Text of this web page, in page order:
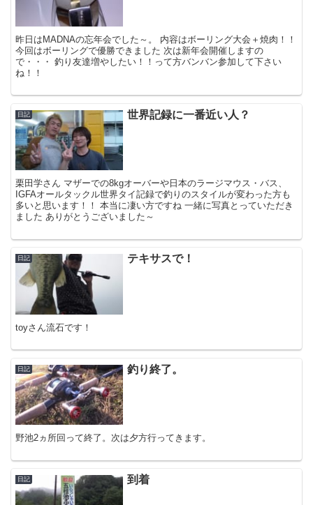
昨日はMADNAの忘年会でした～。 内容はボーリング大会＋焼肉！！
今回はボーリングで優勝できました 次は新年会開催しますの
で・・・ 釣り友達増やしたい！！って方バンバン参加して下さい
ね！！
日記 世界記録に一番近い人？
栗田学さん マザーでの8kgオーバーや日本のラージマウス・バス、
IGFAオールタックル世界タイ記録で釣りのスタイルが変わった方も
多いと思います！！ 本当に凄い方ですね 一緒に写真とっていただき
ました ありがとうございました～
日記 テキサスで！
toyさん流石です！
日記 釣り終了。
野池2ヵ所回って終了。次は夕方行ってきます。
日記 到着